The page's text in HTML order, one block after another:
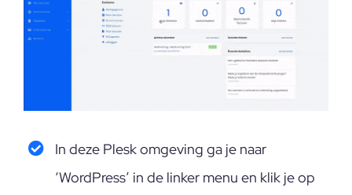
In deze Plesk omgeving ga je naar
‘WordPress’ in de linker menu en klik je op